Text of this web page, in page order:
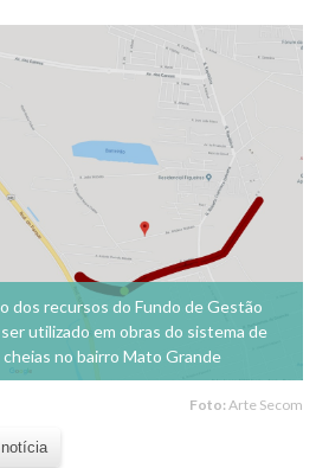
dos recursos do Fundo de Gestão
utilizado em obras do sistema de
no bairro Mato Grande
Foto: Arte Secom